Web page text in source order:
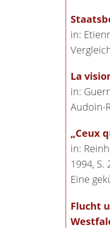
in:
La
in:
Audoin-
„Ceux
in:
1994, S.
Eine
Flucht